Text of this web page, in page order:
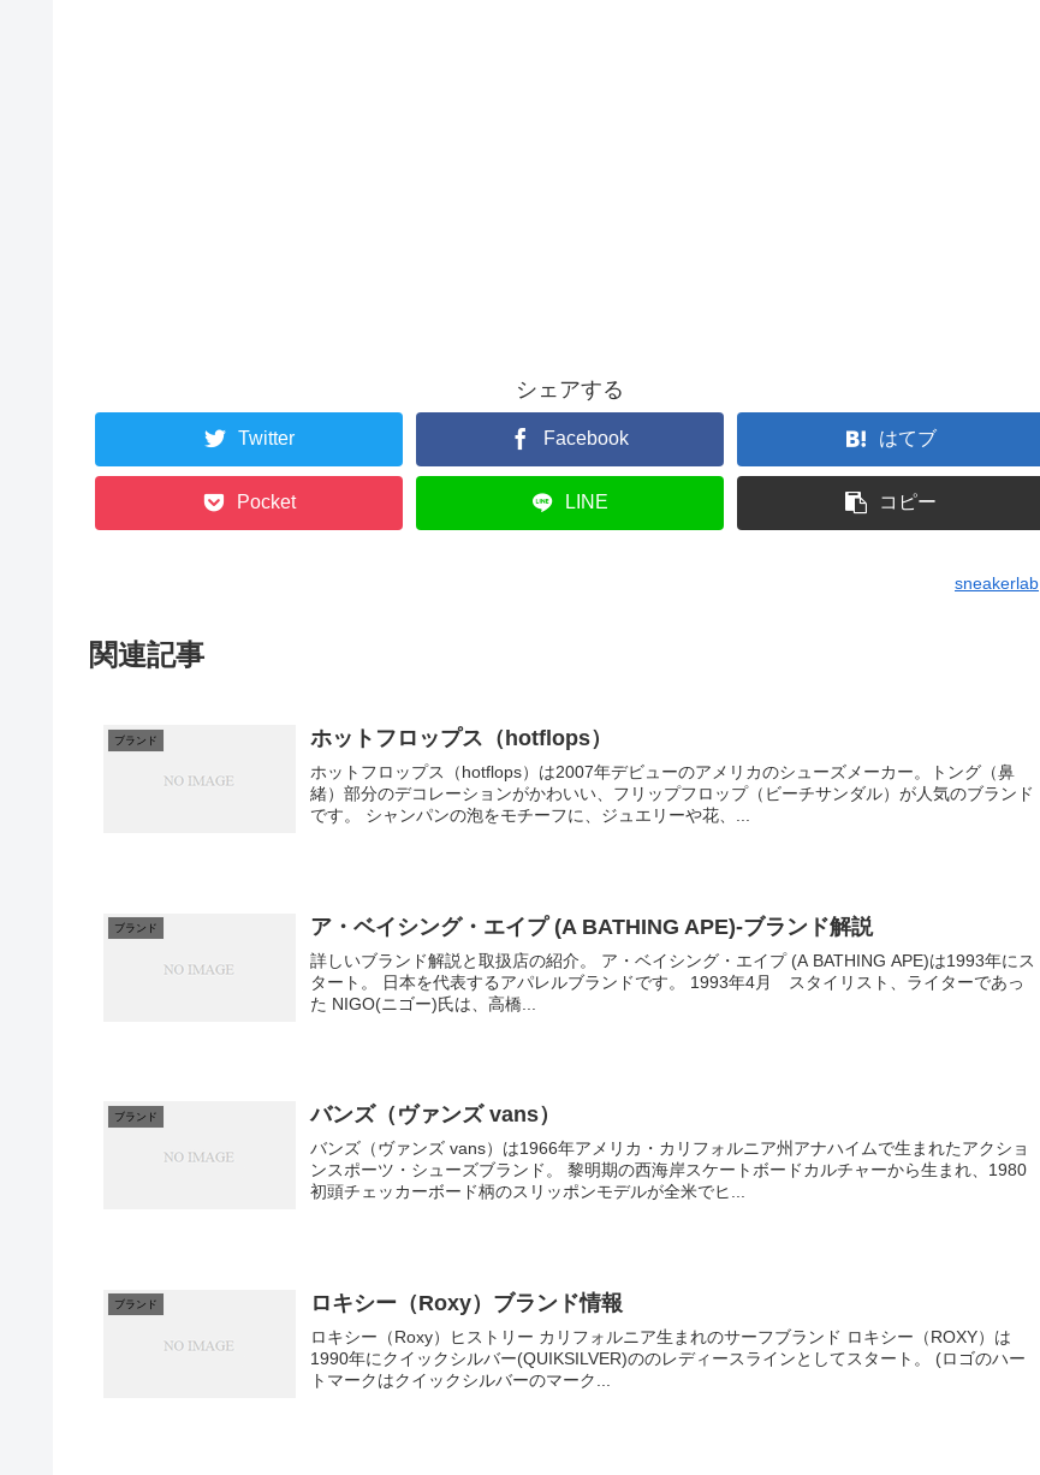
シェアする
Twitter Facebook はてブ
Pocket LINE コピー
sneakerlab
関連記事
ブランド ホットフロップス（hotflops）
ホットフロップス（hotflops）は2007年デビューのアメリカのシューズメーカー。トング（鼻
緒）部分のデコレーションがかわいい、フリップフロップ（ビーチサンダル）が人気のブランド
です。 シャンパンの泡をモチーフに、ジュエリーや花、...
ブランド ア・ベイシング・エイプ (A BATHING APE)-ブランド解説
詳しいブランド解説と取扱店の紹介。 ア・ベイシング・エイプ (A BATHING APE)は1993年にス
タート。 日本を代表するアパレルブランドです。 1993年4月 スタイリスト、ライターであっ
た NIGO(ニゴー)氏は、高橋...
ブランド バンズ（ヴァンズ vans）
バンズ（ヴァンズ vans）は1966年アメリカ・カリフォルニア州アナハイムで生まれたアクショ
ンスポーツ・シューズブランド。 黎明期の西海岸スケートボードカルチャーから生まれ、1980
初頭チェッカーボード柄のスリッポンモデルが全米でヒ...
ブランド ロキシー（Roxy）ブランド情報
ロキシー（Roxy）ヒストリー カリフォルニア生まれのサーフブランド ロキシー（ROXY）は
1990年にクイックシルバー(QUIKSILVER)ののレディースラインとしてスタート。 (ロゴのハー
トマークはクイックシルバーのマーク...